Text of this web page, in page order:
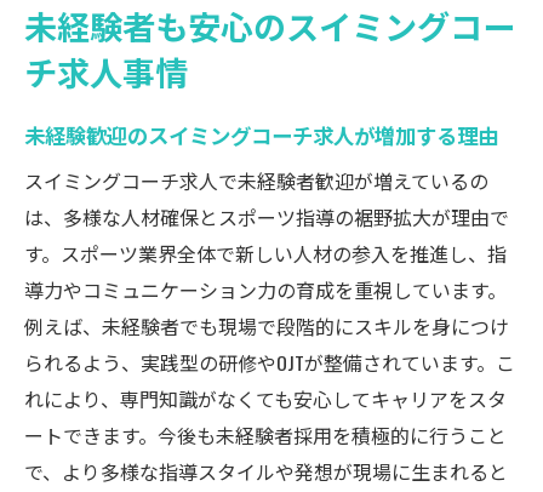
未経験者も安心のスイミングコー
チ求人事情
未経験歓迎のスイミングコーチ求人が増加する理由
スイミングコーチ求人で未経験者歓迎が増えているの
は、多様な人材確保とスポーツ指導の裾野拡大が理由で
す。スポーツ業界全体で新しい人材の参入を推進し、指
導力やコミュニケーション力の育成を重視しています。
例えば、未経験者でも現場で段階的にスキルを身につけ
られるよう、実践型の研修やOJTが整備されています。こ
れにより、専門知識がなくても安心してキャリアをスタ
ートできます。今後も未経験者採用を積極的に行うこと
で、より多様な指導スタイルや発想が現場に生まれると